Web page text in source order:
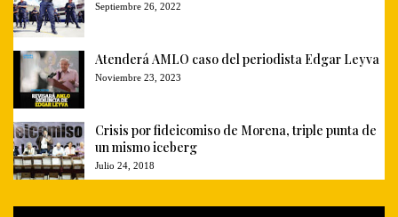
Septiembre 26, 2022
Atenderá AMLO caso del periodista Edgar Leyva
Noviembre 23, 2023
Crisis por fideicomiso de Morena, triple punta de
un mismo iceberg
Julio 24, 2018